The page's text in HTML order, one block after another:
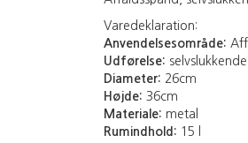
Varedeklaration:
Anvendelsesområde:
Udførelse: selvslukkende
Diameter: 26cm
Højde: 36cm
Materiale: metal
Rumindhold: 15 l